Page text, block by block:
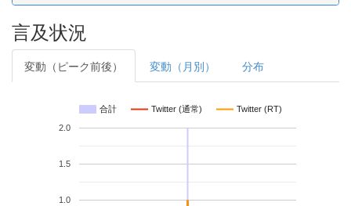
言及状況
変動（ピーク前後） 変動（月別） 分布
合計 Twitter (通常) Twitter (RT)
1.0
1.5
2.0